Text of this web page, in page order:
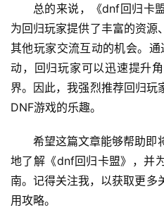
总的来说，《dnf回归卡
为回归玩家提供了丰富的资源
其他玩家交流互动的机会。
动，回归玩家可以迅速提升
界。因此，我强烈推荐回归玩
DNF游戏的乐趣。
希望这篇文章能够帮助即
地了解《dnf回归卡盟》，并
南。记得关注我，以获取更多
用攻略。